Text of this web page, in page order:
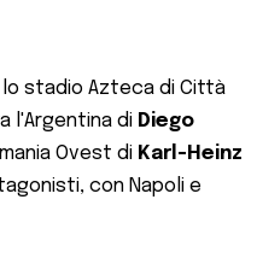
lo stadio Azteca di Città
l'Argentina di Diego
Ovest di Karl-Heinz
con Napoli e